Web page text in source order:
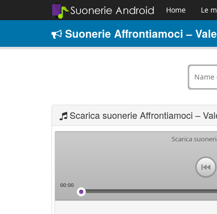
Home Le
Suonerie Affrontiamoci –
Scarica suonerie Affrontiamoci –
Scarica
00:00